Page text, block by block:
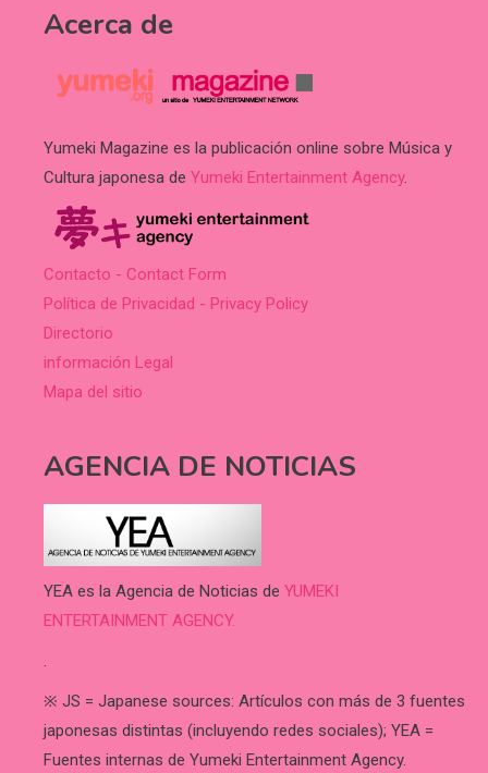
Acerca de
Yumeki Magazine es la publicación online sobre Música y
Cultura japonesa de Yumeki Entertainment Agency.
Contacto - Contact Form
Política de Privacidad - Privacy Policy
Directorio
información Legal
Mapa del sitio
AGENCIA DE NOTICIAS
YEA es la Agencia de Noticias de YUMEKI
ENTERTAINMENT AGENCY.
.
※ JS = Japanese sources: Artículos con más de 3 fuentes
japonesas distintas (incluyendo redes sociales); YEA =
Fuentes internas de Yumeki Entertainment Agency.